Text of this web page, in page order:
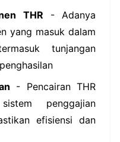
THR - Adanya
yang masuk dalam
tunjangan
- Pencairan THR
penggajian
efisiensi dan